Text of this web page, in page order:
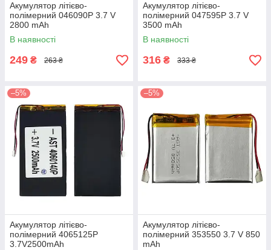
Акумулятор літієво-
полімерний 046090P 3.7 V
2800 mAh
В наявності
249 ₴ 263 ₴
Акумулятор літієво-
полімерний 047595P 3.7 V
3500 mAh
В наявності
316 ₴ 333 ₴
–5%
Акумулятор літієво-
полімерний 4065125P
3.7V2500mAh
–5%
Акумулятор літієво-
полімерний 353550 3.7 V 850
mAh